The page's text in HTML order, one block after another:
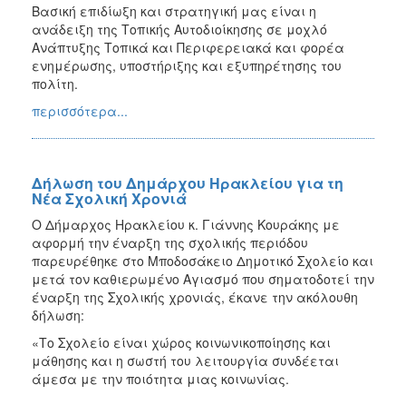
Βασική επιδίωξη και στρατηγική μας είναι η
ανάδειξη της Τοπικής Αυτοδιοίκησης σε μοχλό
Ανάπτυξης Τοπικά και Περιφερειακά και φορέα
ενημέρωσης, υποστήριξης και εξυπηρέτησης του
πολίτη.
περισσότερα...
Δήλωση του Δημάρχου Ηρακλείου για τη
Νέα Σχολική Χρονιά
Ο Δήμαρχος Ηρακλείου κ. Γιάννης Κουράκης με
αφορμή την έναρξη της σχολικής περιόδου
παρευρέθηκε στο Μποδοσάκειο Δημοτικό Σχολείο και
μετά τον καθιερωμένο Αγιασμό που σηματοδοτεί την
έναρξη της Σχολικής χρονιάς, έκανε την ακόλουθη
δήλωση:
«Το Σχολείο είναι χώρος κοινωνικοποίησης και
μάθησης και η σωστή του λειτουργία συνδέεται
άμεσα με την ποιότητα μιας κοινωνίας.